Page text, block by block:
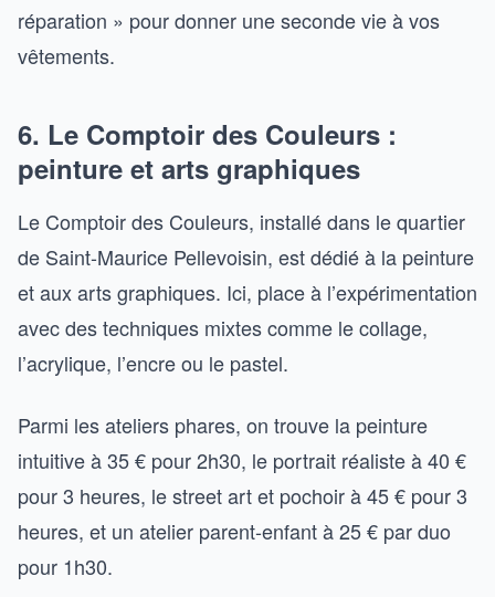
réparation » pour donner une seconde vie à vos
vêtements.
6. Le Comptoir des Couleurs :
peinture et arts graphiques
Le Comptoir des Couleurs, installé dans le quartier
de Saint-Maurice Pellevoisin, est dédié à la peinture
et aux arts graphiques. Ici, place à l’expérimentation
avec des techniques mixtes comme le collage,
l’acrylique, l’encre ou le pastel.
Parmi les ateliers phares, on trouve la peinture
intuitive à 35 € pour 2h30, le portrait réaliste à 40 €
pour 3 heures, le street art et pochoir à 45 € pour 3
heures, et un atelier parent-enfant à 25 € par duo
pour 1h30.